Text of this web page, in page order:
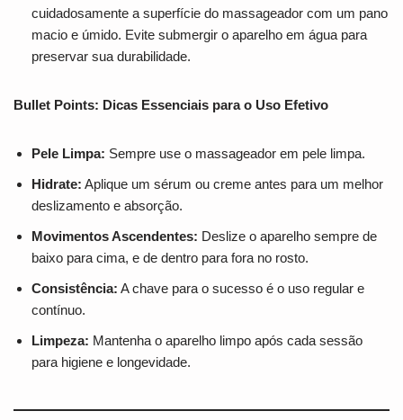
cuidadosamente a superfície do massageador com um pano
macio e úmido. Evite submergir o aparelho em água para
preservar sua durabilidade.
Bullet Points: Dicas Essenciais para o Uso Efetivo
Pele Limpa: Sempre use o massageador em pele limpa.
Hidrate: Aplique um sérum ou creme antes para um melhor
deslizamento e absorção.
Movimentos Ascendentes: Deslize o aparelho sempre de
baixo para cima, e de dentro para fora no rosto.
Consistência: A chave para o sucesso é o uso regular e
contínuo.
Limpeza: Mantenha o aparelho limpo após cada sessão
para higiene e longevidade.